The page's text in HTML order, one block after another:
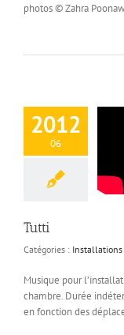
photos © Zahra
2012
06
Tutti
Catégories : Installations
Musique pour
chambre. Durée
en fonction des